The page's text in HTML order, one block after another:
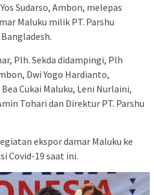
Sudarso, Ambon, melepas
Maluku milik PT. Parshu
Plh. Sekda didampingi, Plh
Dwi Yogo Hardianto,
Cukai Maluku, Leni Nurlaini,
Tohari dan Direktur PT. Parshu
ekspor damar Maluku ke
Covid-19 saat ini.